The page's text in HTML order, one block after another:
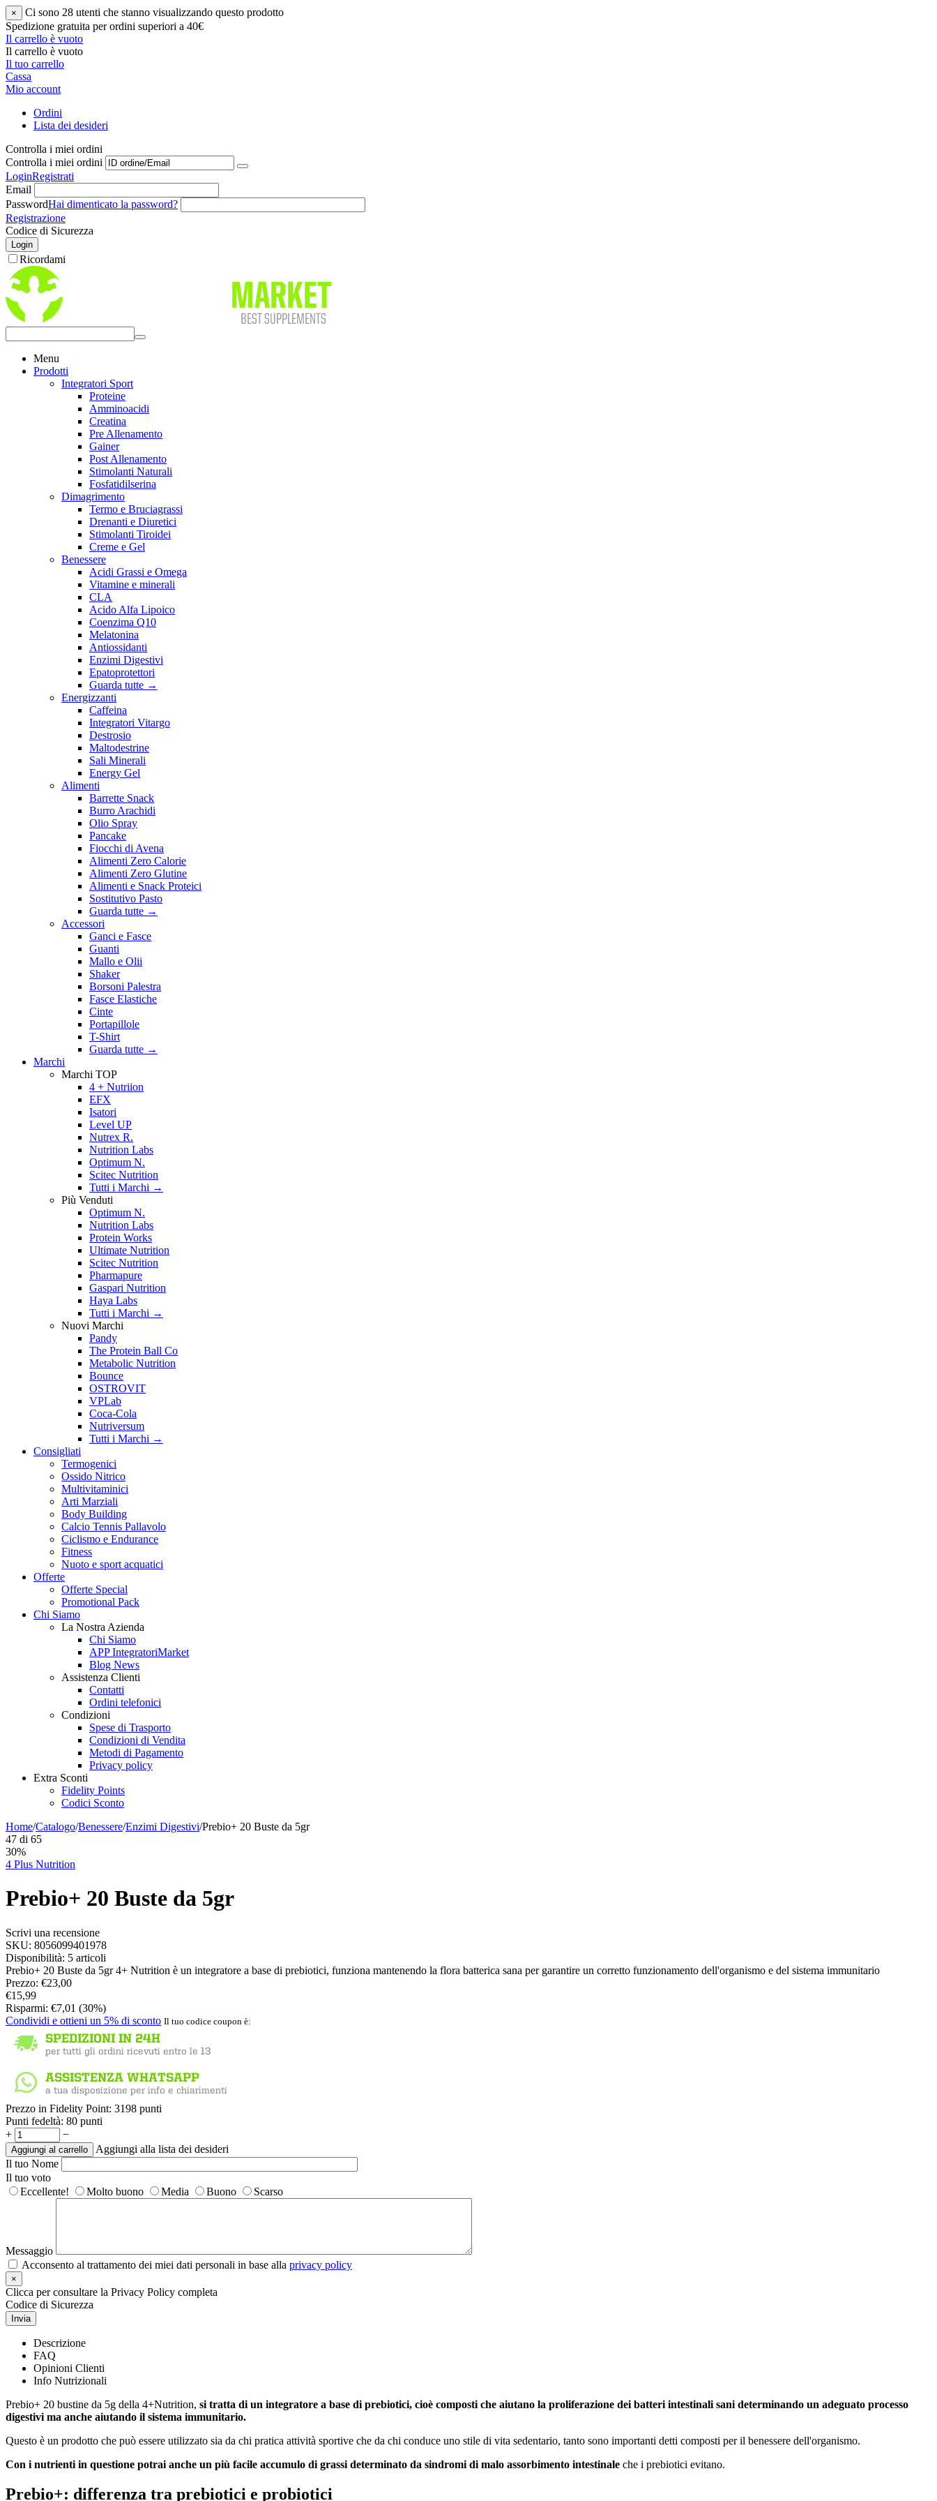
×
Ci sono 28 utenti che stanno visualizzando questo prodotto
Spedizione gratuita per ordini superiori a 40€
Il carrello è vuoto
Il carrello è vuoto
Il tuo carrello
Cassa
Mio account
Ordini
Lista dei desideri
Controlla i miei ordini
Controlla i miei ordini
LoginRegistrati
Email
PasswordHai dimenticato la password?
Registrazione
Codice di Sicurezza
Login
Ricordami
Menu
Prodotti
Integratori Sport
Proteine
Amminoacidi
Creatina
Pre Allenamento
Gainer
Post Allenamento
Stimolanti Naturali
Fosfatidilserina
Dimagrimento
Termo e Bruciagrassi
Drenanti e Diuretici
Stimolanti Tiroidei
Creme e Gel
Benessere
Acidi Grassi e Omega
Vitamine e minerali
CLA
Acido Alfa Lipoico
Coenzima Q10
Melatonina
Antiossidanti
Enzimi Digestivi
Epatoprotettori
Guarda tutte →
Energizzanti
Caffeina
Integratori Vitargo
Destrosio
Maltodestrine
Sali Minerali
Energy Gel
Alimenti
Barrette Snack
Burro Arachidi
Olio Spray
Pancake
Fiocchi di Avena
Alimenti Zero Calorie
Alimenti Zero Glutine
Alimenti e Snack Proteici
Sostitutivo Pasto
Guarda tutte →
Accessori
Ganci e Fasce
Guanti
Mallo e Olii
Shaker
Borsoni Palestra
Fasce Elastiche
Cinte
Portapillole
T-Shirt
Guarda tutte →
Marchi
Marchi TOP
4 + Nutriion
EFX
Isatori
Level UP
Nutrex R.
Nutrition Labs
Optimum N.
Scitec Nutrition
Tutti i Marchi →
Più Venduti
Optimum N.
Nutrition Labs
Protein Works
Ultimate Nutrition
Scitec Nutrition
Pharmapure
Gaspari Nutrition
Haya Labs
Tutti i Marchi →
Nuovi Marchi
Pandy
The Protein Ball Co
Metabolic Nutrition
Bounce
OSTROVIT
VPLab
Coca-Cola
Nutriversum
Tutti i Marchi →
Consigliati
Termogenici
Ossido Nitrico
Multivitaminici
Arti Marziali
Body Building
Calcio Tennis Pallavolo
Ciclismo e Endurance
Fitness
Nuoto e sport acquatici
Offerte
Offerte Special
Promotional Pack
Chi Siamo
La Nostra Azienda
Chi Siamo
APP IntegratoriMarket
Blog News
Assistenza Clienti
Contatti
Ordini telefonici
Condizioni
Spese di Trasporto
Condizioni di Vendita
Metodi di Pagamento
Privacy policy
Extra Sconti
Fidelity Points
Codici Sconto
Home/Catalogo/Benessere/Enzimi Digestivi/Prebio+ 20 Buste da 5gr
47 di 65
30%
4 Plus Nutrition
Prebio+ 20 Buste da 5gr
Scrivi una recensione
SKU: 8056099401978
Disponibilità: 5 articoli
Prebio+ 20 Buste da 5gr 4+ Nutrition è un integratore a base di prebiotici, funziona mantenendo la flora batterica sana per garantire un corretto funzionamento dell'organismo e del sistema immunitario
Prezzo: €23,00
€15,99
Risparmi: €7,01 (30%)
Condividi e ottieni un 5% di sconto Il tuo codice coupon è:
Prezzo in Fidelity Point: 3198 punti
Punti fedeltà: 80 punti
+
−
Aggiungi al carrello
Aggiungi alla lista dei desideri
Il tuo Nome
Il tuo voto
Eccellente!
Molto buono Media Buono Scarso
Messaggio
Acconsento al trattamento dei miei dati personali in base alla privacy policy
×
Clicca per consultare la Privacy Policy completa
Codice di Sicurezza
Invia
Descrizione
FAQ
Opinioni Clienti
Info Nutrizionali
Prebio+ 20 bustine da 5g della 4+Nutrition, si tratta di un integratore a base di prebiotici, cioè composti che aiutano la proliferazione dei batteri intestinali sani determinando un adeguato processo
digestivi ma anche aiutando il sistema immunitario.
Questo è un prodotto che può essere utilizzato sia da chi pratica attività sportive che da chi conduce uno stile di vita sedentario, tanto sono importanti detti composti per il benessere dell'organismo.
Con i nutrienti in questione potrai anche un più facile accumulo di grassi determinato da sindromi di malo assorbimento intestinale che i prebiotici evitano.
Prebio+: differenza tra prebiotici e probiotici